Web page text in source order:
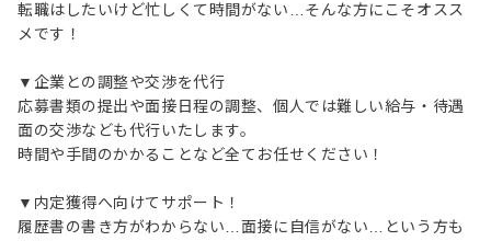
転職はしたいけど忙しくて時間がない…そんな方にこそオスス
メです！
▼企業との調整や交渉を代行
応募書類の提出や面接日程の調整、個人では難しい給与・待遇
面の交渉なども代行いたします。
時間や手間のかかることなど全てお任せください！
▼内定獲得へ向けてサポート！
履歴書の書き方がわからない…面接に自信がない…という方も